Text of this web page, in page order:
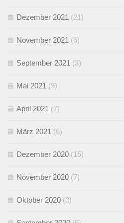
Dezember 2021 (21)
November 2021 (6)
September 2021 (3)
Mai 2021 (9)
April 2021 (7)
März 2021 (6)
Dezember 2020 (15)
November 2020 (7)
Oktober 2020 (3)